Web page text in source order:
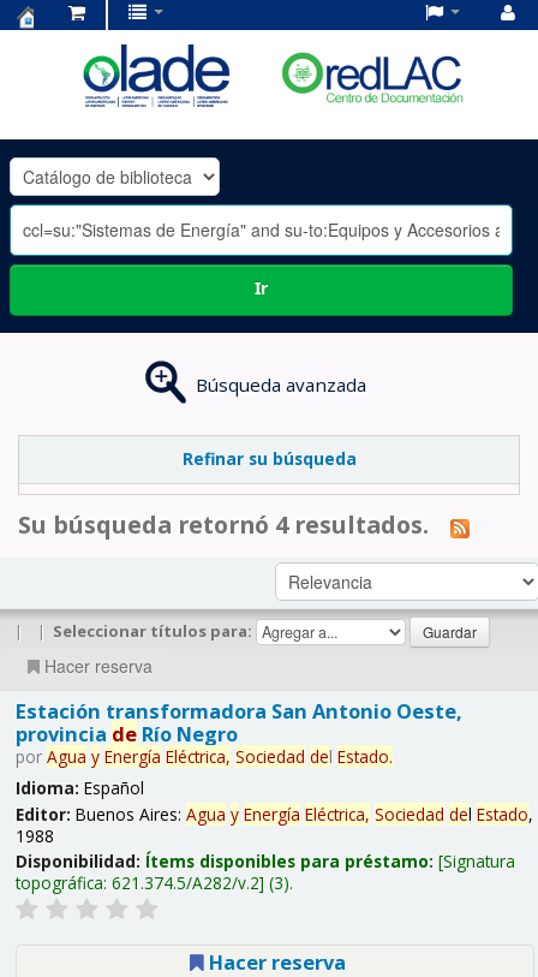
OLADE
-
Ir
Búsqueda avanzada
Refinar su búsqueda
Su búsqueda retornó 4 resultados.
| | Seleccionar títulos para:
Hacer reserva
Estación transformadora San Antonio Oeste,
provincia deRío Negro
por Agua y Energía Eléctrica, Sociedad del Estado.
Idioma: Español
Editor: Buenos Aires: Agua y Energía Eléctrica, Sociedad del Estado,
1988
Disponibilidad: Ítems disponibles para préstamo: Signatura
topográfica: 621.374.5/A282/v.2 (3).
Hacer reserva